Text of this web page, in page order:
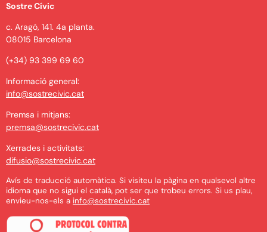
Sostre Cívic
c. Aragó, 141. 4a planta.
08015 Barcelona
(+34) 93 399 69 60
Informació general:
info@sostrecivic.cat
Premsa i mitjans:
premsa@sostrecivic.cat
Xerrades i activitats:
difusio@sostrecivic.cat
Avís de traducció automàtica. Si visiteu la pàgina en qualsevol altre
idioma que no sigui el català, pot ser que trobeu errors. Si us plau,
envieu-nos-els a info@sostrecivic.cat